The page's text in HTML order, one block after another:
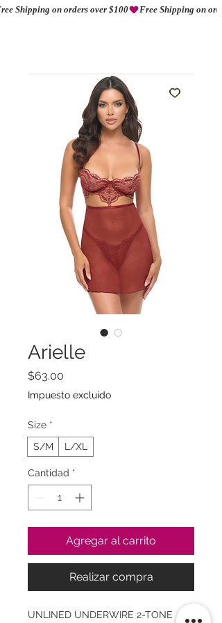
Shipping on orders over $100
Arielle
$63.00
Impuesto excluido
Size *
S/M
L/XL
Cantidad *
Agregar al carrito
Realizar compra
UNLINED UNDERWIRE 2-TONE